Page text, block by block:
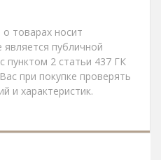
товарах носит
является публичной
пунктом 2 статьи 437 ГК
при покупке проверять
и характеристик.